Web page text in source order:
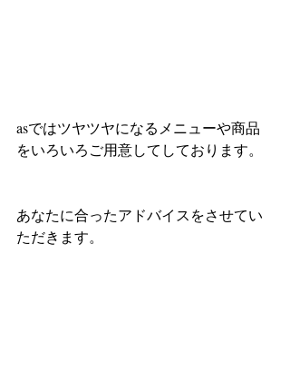
asではツヤツヤになるメニューや商品
をいろいろご用意してしております。
あなたに合ったアドバイスをさせてい
ただきます。